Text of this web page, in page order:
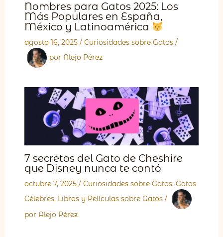
Nombres para Gatos 2025: Los
Más Populares en España,
México y Latinoamérica
agosto 16, 2025 / Curiosidades sobre Gatos/
por Alejo Pérez
7 secretos del Gato de Cheshire
que Disney nunca te contó
octubre 7, 2025 / Curiosidades sobre Gatos, Gatos
Célebres, Libros y Películas sobre Gatos/
por Alejo Pérez